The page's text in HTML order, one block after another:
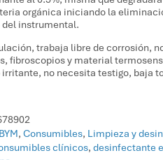
orgánica iniciando la
instrumental.
trabaja libre de corrosión,
fibroscopios y material
irritante, no necesita testigo, baja
BYM,Consumibles, Limpieza y
clínicos,desinfectante